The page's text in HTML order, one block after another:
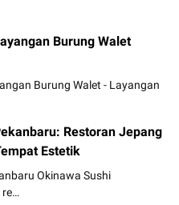
Burung Walet
Burung Walet - Layangan
Restoran Jepang
Estetik
Okinawa Sushi